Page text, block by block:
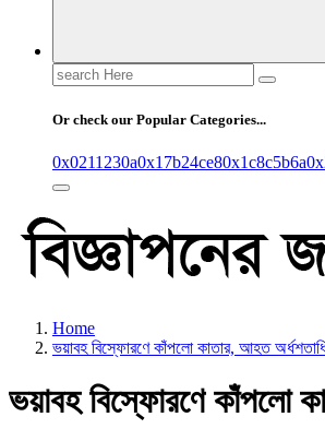
Search
for:
Or check our Popular Categories...
0x0211230a0x17b24ce80x1c8c5b6a
Home
ভয়াবহ বিস্ফোরণে কাঁপলো কাতার, আহত
ভয়াবহ বিস্ফোরণে কাঁপলো